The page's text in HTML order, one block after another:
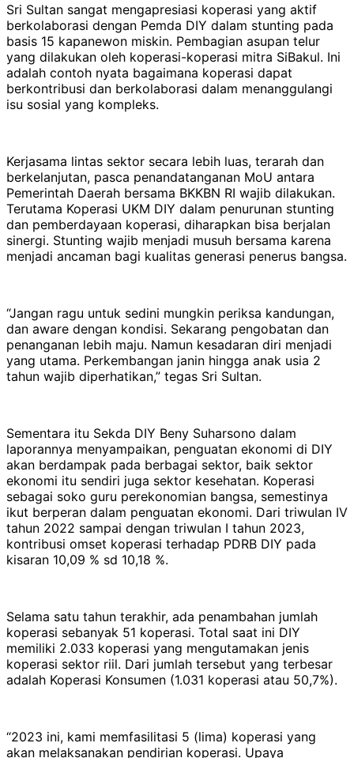
Sri Sultan sangat mengapresiasi koperasi yang aktif
berkolaborasi dengan Pemda DIY dalam stunting pada
basis 15 kapanewon miskin. Pembagian asupan telur
yang dilakukan oleh koperasi-koperasi mitra SiBakul. Ini
adalah contoh nyata bagaimana koperasi dapat
berkontribusi dan berkolaborasi dalam menanggulangi
isu sosial yang kompleks.
Kerjasama lintas sektor secara lebih luas, terarah dan
berkelanjutan, pasca penandatanganan MoU antara
Pemerintah Daerah bersama BKKBN RI wajib dilakukan.
Terutama Koperasi UKM DIY dalam penurunan stunting
dan pemberdayaan koperasi, diharapkan bisa berjalan
sinergi. Stunting wajib menjadi musuh bersama karena
menjadi ancaman bagi kualitas generasi penerus bangsa.
“Jangan ragu untuk sedini mungkin periksa kandungan,
dan aware dengan kondisi. Sekarang pengobatan dan
penanganan lebih maju. Namun kesadaran diri menjadi
yang utama. Perkembangan janin hingga anak usia 2
tahun wajib diperhatikan,” tegas Sri Sultan.
Sementara itu Sekda DIY Beny Suharsono dalam
laporannya menyampaikan, penguatan ekonomi di DIY
akan berdampak pada berbagai sektor, baik sektor
ekonomi itu sendiri juga sektor kesehatan. Koperasi
sebagai soko guru perekonomian bangsa, semestinya
ikut berperan dalam penguatan ekonomi. Dari triwulan IV
tahun 2022 sampai dengan triwulan I tahun 2023,
kontribusi omset koperasi terhadap PDRB DIY pada
kisaran 10,09 % sd 10,18 %.
Selama satu tahun terakhir, ada penambahan jumlah
koperasi sebanyak 51 koperasi. Total saat ini DIY
memiliki 2.033 koperasi yang mengutamakan jenis
koperasi sektor riil. Dari jumlah tersebut yang terbesar
adalah Koperasi Konsumen (1.031 koperasi atau 50,7%).
“2023 ini, kami memfasilitasi 5 (lima) koperasi yang
akan melaksanakan pendirian koperasi. Upaya